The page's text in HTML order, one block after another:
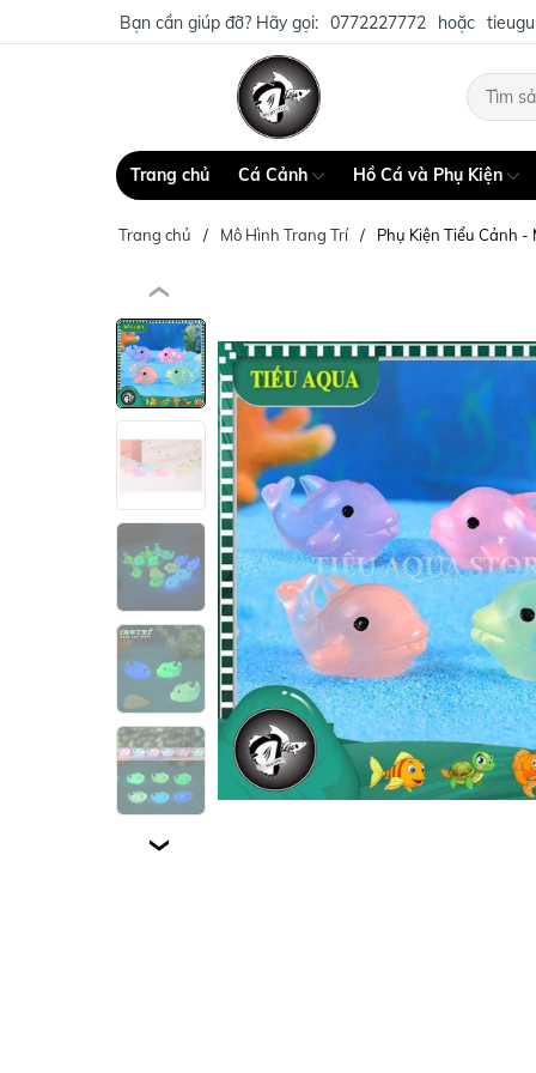
Bạn cần giúp đỡ? Hãy gọi: 0772227772 hoặc
Trang chủ Cá Cảnh Hồ Cá và Phụ Kiện
Trang chủ Mô Hình Trang Trí Phụ Kiện Tiểu Cảnh -